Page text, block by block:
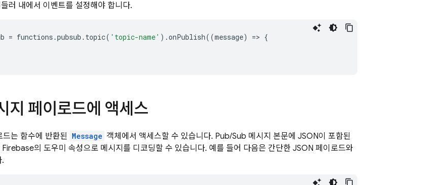
러 내에서 이벤트를 설정해야 합니다.
= functions .pubsub . topic( 'topic-name' ) .onPublish((message) => {
지 페이로드에 액세스
드는 함수에 반환된 Message 객체에서 액세스할 수 있습니다. Pub/Sub 메시지 본문에 JSON이 포함된
Firebase의 도우미 속성으로 메시지를 디코딩할 수 있습니다. 예를 들어 다음은 간단한 JSON 페이로드와
.